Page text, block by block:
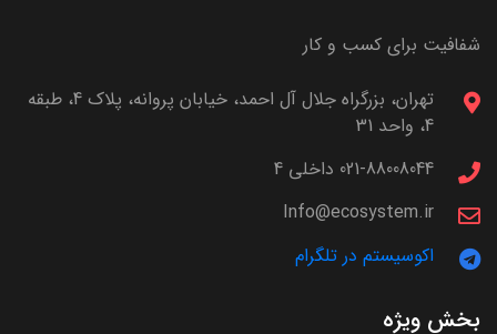
شفافیت برای کسب و کار
تهران، بزرگراه جلال آل احمد، خیابان پروانه، پلاک 4، طبقه
4، واحد 31
021-88008044 داخلی 4
Info@ecosystem.ir
اکوسیستم در تلگرام
بخش ویژه